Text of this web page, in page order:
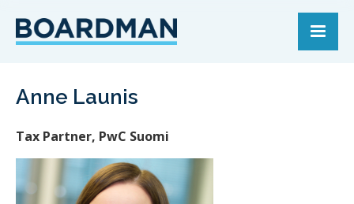
Anne Launis
Tax Partner, PwC Suomi